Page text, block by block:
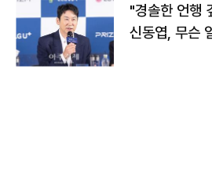
"경솔한 언행
신동엽, 무슨